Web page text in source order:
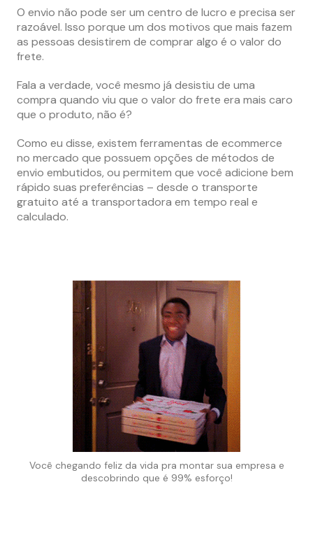
O envio não pode ser um centro de lucro e precisa ser
razoável. Isso porque um dos motivos que mais fazem
as pessoas desistirem de comprar algo é o valor do
frete.
Fala a verdade, você mesmo já desistiu de uma
compra quando viu que o valor do frete era mais caro
que o produto, não é?
Como eu disse, existem ferramentas de ecommerce
no mercado que possuem opções de métodos de
envio embutidos, ou permitem que você adicione bem
rápido suas preferências – desde o transporte
gratuito até a transportadora em tempo real e
calculado.
Você chegando feliz da vida pra montar sua empresa e
descobrindo que é 99% esforço!